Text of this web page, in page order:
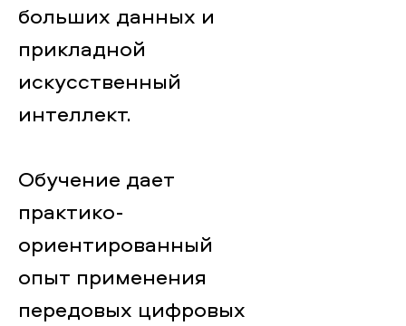
больших данных и
прикладной
искусственный
интеллект.
Обучение дает
практико-
ориентированный
опыт применения
передовых цифровых